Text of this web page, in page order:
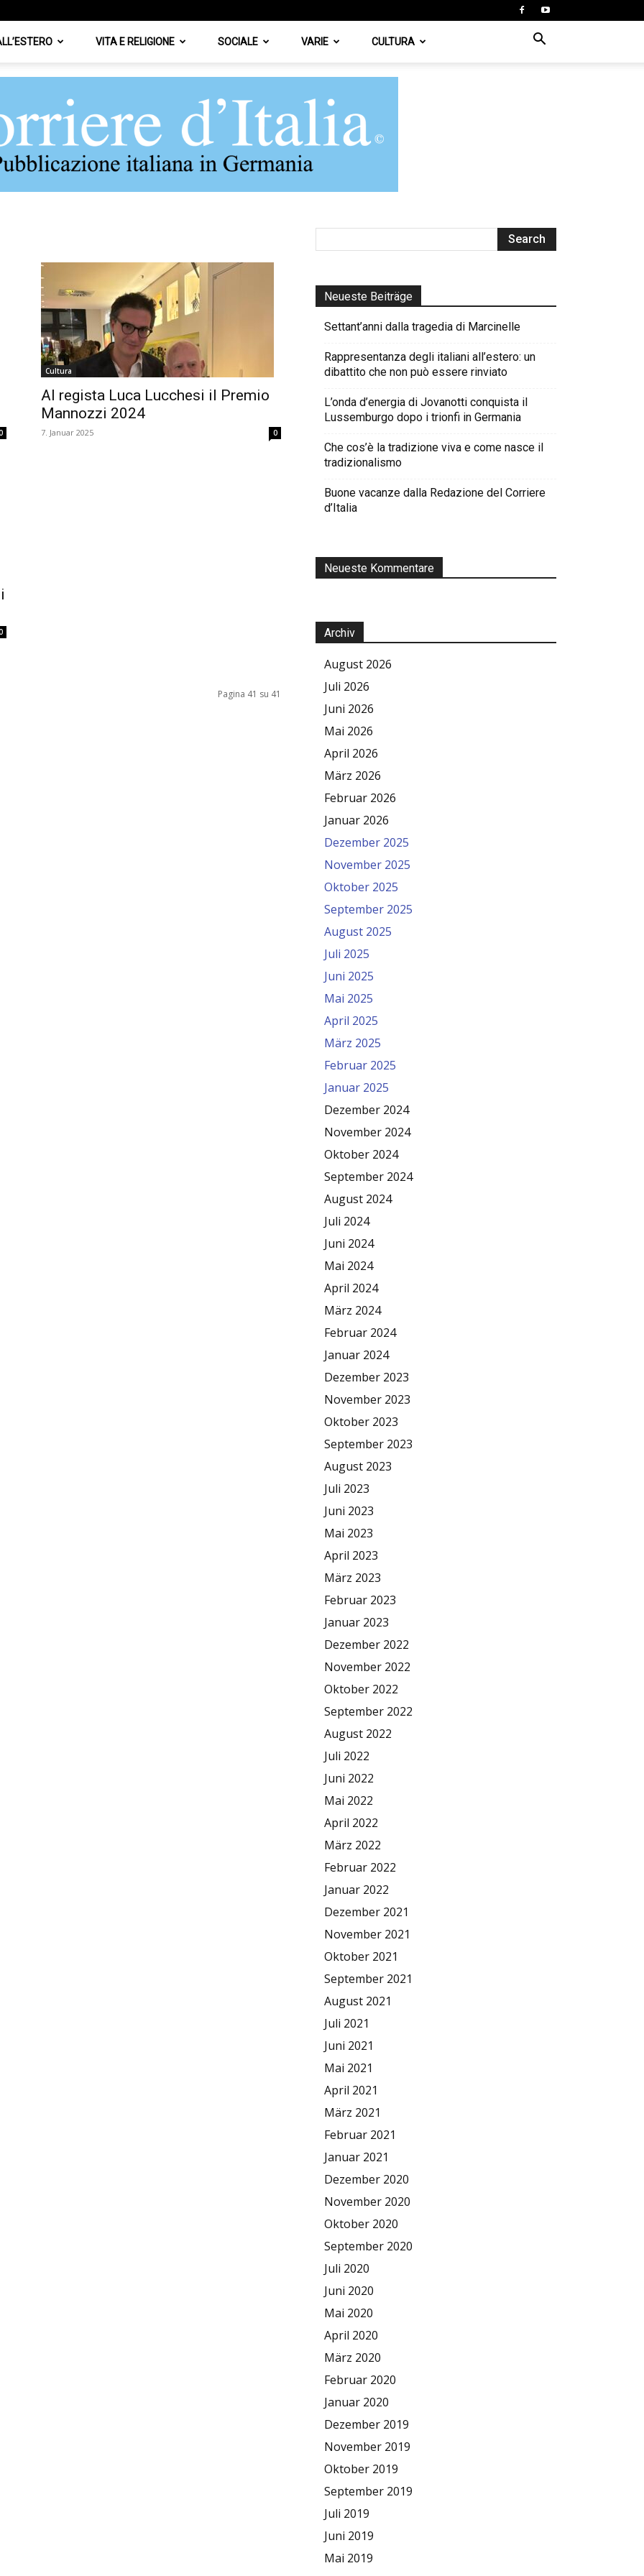
VITA E RELIGIONE SOCIALE VARIE CULTURA
d'Italia
Cultura
Al regista Luca Lucchesi il Premio
Mannozzi 2024
7. Januar 2025 0
Pagina 41 su 41
Neueste Beiträge
Settant’anni dalla tragedia di Marcinelle
Rappresentanza degli italiani all’estero: un
dibattito che non può essere rinviato
L’onda d’energia di Jovanotti conquista il
Lussemburgo dopo i trionfi in Germania
Che cos’è la tradizione viva e come nasce il
tradizionalismo
Buone vacanze dalla Redazione del Corriere
d’Italia
Neueste Kommentare
Archiv
August 2026
Juli 2026
Juni 2026
Mai 2026
April 2026
März 2026
Februar 2026
Januar 2026
Dezember 2025
November 2025
Oktober 2025
September 2025
August 2025
Juli 2025
Juni 2025
Mai 2025
April 2025
März 2025
Februar 2025
Januar 2025
Dezember 2024
November 2024
Oktober 2024
September 2024
August 2024
Juli 2024
Juni 2024
Mai 2024
April 2024
März 2024
Februar 2024
Januar 2024
Dezember 2023
November 2023
Oktober 2023
September 2023
August 2023
Juli 2023
Juni 2023
Mai 2023
April 2023
März 2023
Februar 2023
Januar 2023
Dezember 2022
November 2022
Oktober 2022
September 2022
August 2022
Juli 2022
Juni 2022
Mai 2022
April 2022
März 2022
Februar 2022
Januar 2022
Dezember 2021
November 2021
Oktober 2021
September 2021
August 2021
Juli 2021
Juni 2021
Mai 2021
April 2021
März 2021
Februar 2021
Januar 2021
Dezember 2020
November 2020
Oktober 2020
September 2020
Juli 2020
Juni 2020
Mai 2020
April 2020
März 2020
Februar 2020
Januar 2020
Dezember 2019
November 2019
Oktober 2019
September 2019
Juli 2019
Juni 2019
Mai 2019